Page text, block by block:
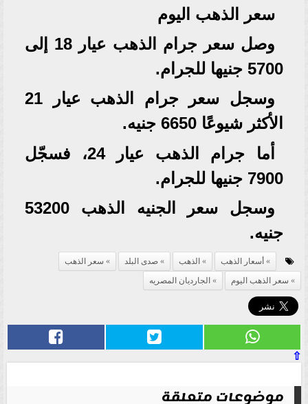
سعر الذهب اليوم
وصل سعر جرام الذهب عيار 18 إلى
5700 جنيها للجرام.
وسجل سعر جرام الذهب عيار 21
الأكثر شيوعًا 6650 جنيه.
أما جرام الذهب عيار 24، فسجّل
7900 جنيها للجرام.
وسجل سعر الجنيه الذهب 53200
جنيه.
أسعار الذهب الذهب صدى البلد
سعر الذهب
سعر الذهب اليوم
الجارديان المصريه
⇧
موضوعات متعلقة